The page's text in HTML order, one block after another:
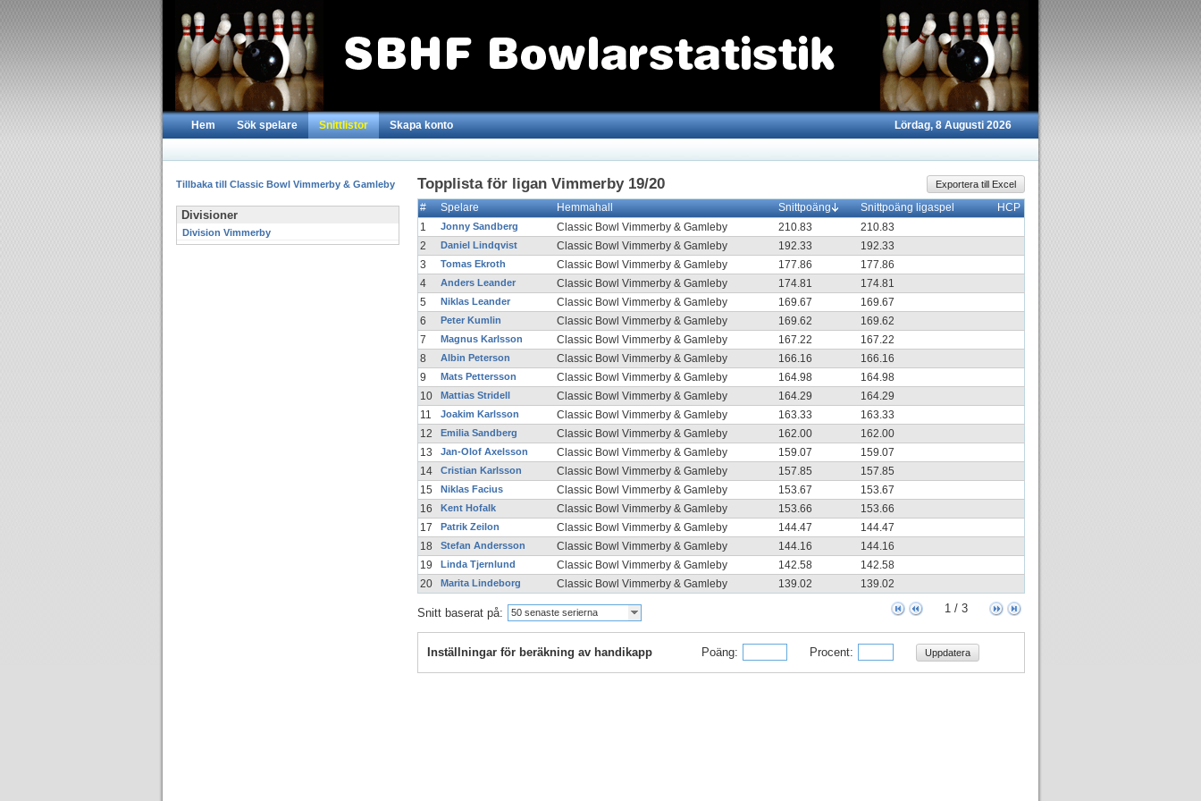
Lördag, 8 Augusti 2026
Hem Sök spelare Snittlistor Skapa konto
Tillbaka till Classic Bowl Vimmerby & Gamleby
Divisioner
Division Vimmerby
Exportera till Excel
Topplista för ligan Vimmerby 19/20
# Spelare Hemmahall Snittpoäng Snittpoäng ligaspel
HCP
1
Jonny Sandberg Classic Bowl Vimmerby & Gamleby 210.83
210.83
2
Daniel Lindqvist Classic Bowl Vimmerby & Gamleby 192.33
192.33
3
Tomas Ekroth Classic Bowl Vimmerby & Gamleby 177.86
177.86
4
Anders Leander Classic Bowl Vimmerby & Gamleby 174.81
174.81
5
Niklas Leander Classic Bowl Vimmerby & Gamleby 169.67
169.67
6
Peter Kumlin Classic Bowl Vimmerby & Gamleby 169.62
169.62
7
Magnus Karlsson Classic Bowl Vimmerby & Gamleby 167.22
167.22
8
Albin Peterson Classic Bowl Vimmerby & Gamleby 166.16
166.16
9
Mats Pettersson Classic Bowl Vimmerby & Gamleby 164.98
164.98
10
Mattias Stridell Classic Bowl Vimmerby & Gamleby 164.29
164.29
11
Joakim Karlsson Classic Bowl Vimmerby & Gamleby 163.33
163.33
12
Emilia Sandberg Classic Bowl Vimmerby & Gamleby 162.00
162.00
13
Jan-Olof Axelsson Classic Bowl Vimmerby & Gamleby 159.07
159.07
14
Cristian Karlsson Classic Bowl Vimmerby & Gamleby 157.85
157.85
15
Niklas Facius Classic Bowl Vimmerby & Gamleby 153.67
153.67
16
Kent Hofalk Classic Bowl Vimmerby & Gamleby 153.66
153.66
17
Patrik Zeilon Classic Bowl Vimmerby & Gamleby 144.47
144.47
18
Stefan Andersson Classic Bowl Vimmerby & Gamleby 144.16
144.16
19
Linda Tjernlund Classic Bowl Vimmerby & Gamleby 142.58
142.58
20
Marita Lindeborg Classic Bowl Vimmerby & Gamleby 139.02 139.02
Snitt baserat på: 50 senaste serierna 1 / 3
Inställningar för beräkning av handikapp Poäng: Procent: Uppdatera